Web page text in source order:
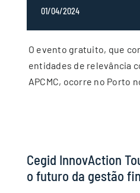
01/04/2024
O evento gratuito, que
entidades de relevância
APCMC, ocorre no Porto
Cegid InnovAction
o futuro da gestão